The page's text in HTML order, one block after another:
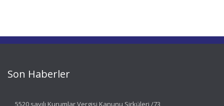
Son Haberler
5520 sayılı Kurumlar Vergisi Kanunu Sirküleri /73